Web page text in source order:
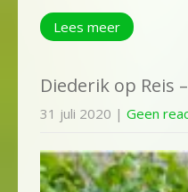
Lees meer
Diederik op Reis
31 juli 2020 | Geen